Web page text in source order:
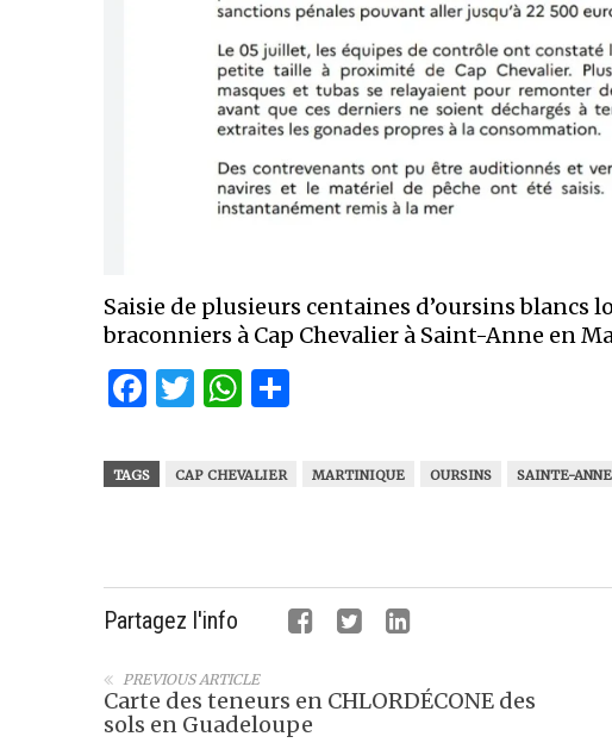
Saisie de plusieurs centaines d’oursins blancs
braconniers à Cap Chevalier à Saint-Anne en
Facebook
Twitter
WhatsApp
TAGS CAP CHEVALIER MARTINIQUE OURSINS SAINTE-ANNE
Partagez l'info
PREVIOUS ARTICLE
Carte des teneurs en CHLORDÉCONE des
sols en Guadeloupe